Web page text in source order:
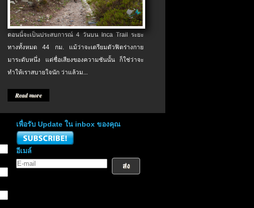
ตอนนี้จะเป็นประสบการณ์ 4 วันบน Inca Trail ระยะ
ทางทั้งหมด 44 กม. แม้ว่าจะเตรียมตัวฟิตร่างกาย
มาระดับหนึ่ง แต่ชื่อเสียงของความชันนั้น ก็ใช่ว่าจะ
ทำให้เราสบายใจนัก ว่าแล้วม...
Read more
เพื่อรับ Update ใน inbox ของคุณ
อีเมล์
ส่ง